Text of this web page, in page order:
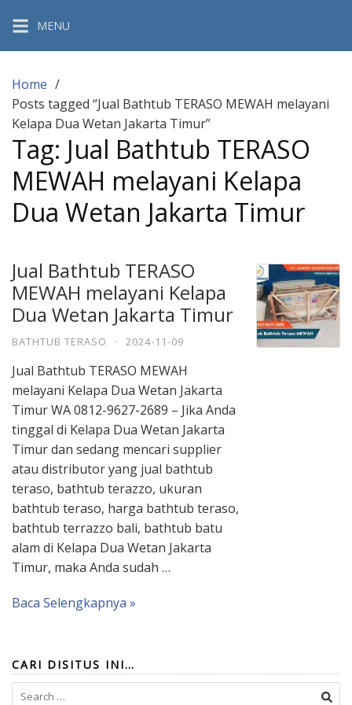
content
MENU
Home
Posts tagged “Jual Bathtub TERASO MEWAH melayani
Kelapa Dua Wetan Jakarta Timur”
Tag: Jual Bathtub TERASO
MEWAH melayani Kelapa
Dua Wetan Jakarta Timur
Jual Bathtub TERASO
MEWAH melayani Kelapa
Dua Wetan Jakarta Timur
BATHTUB TERASO · 2024-11-09
Jual Bathtub TERASO MEWAH
melayani Kelapa Dua Wetan Jakarta
Timur WA 0812-9627-2689 – Jika Anda
tinggal di Kelapa Dua Wetan Jakarta
Timur dan sedang mencari supplier
atau distributor yang jual bathtub
teraso, bathtub terazzo, ukuran
bathtub teraso, harga bathtub teraso,
bathtub terrazzo bali, bathtub batu
alam di Kelapa Dua Wetan Jakarta
Timur, maka Anda sudah …
Baca Selengkapnya »
CARI DISITUS INI…
Search